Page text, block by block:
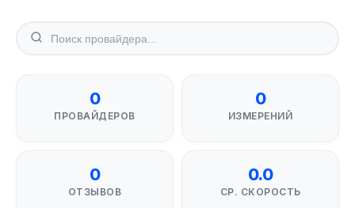
0
ПРОВАЙДЕРОВ
0
ИЗМЕРЕНИЙ
0
ОТЗЫВОВ
0.0
СР. СКОРОСТЬ